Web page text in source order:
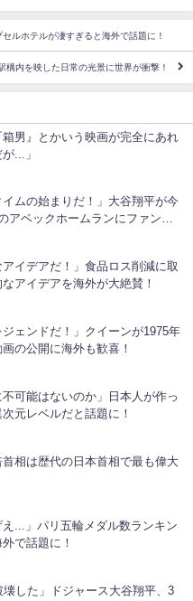
ルホテルが凄すぎると海外で話題に！
構内を映した日常の光景に世界が衝撃！
箱男』とかいう映画が完全にあれ
...」
イムの始まりだ！」大谷翔平が今
アベックホームランにファン大
アイデアだ！」食品ロス削減に取
アイデアを海外が大絶賛！
ジェンドだ！」クイーンが1975年
の公開に海外も歓喜！
不可能はないのか」日本人が作っ
元レベルだと話題に！
首相は歴代の日本首相で最も偉大
え...」パリ五輪メダル数ランキン
で話題に！
壊した」ドジャース大谷翔平、3